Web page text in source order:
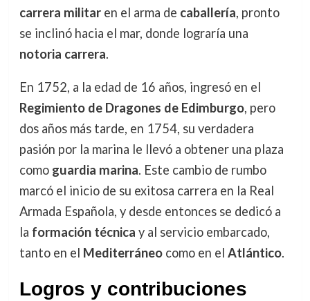
carrera militaren el arma de caballería, pronto
se inclinó hacia el mar, donde lograría una
notoria carrera.
En 1752, a la edad de 16 años, ingresó en el
Regimiento de Dragones de Edimburgo, pero
dos años más tarde, en 1754, su verdadera
pasión por la marina le llevó a obtener una plaza
como guardia marina. Este cambio de rumbo
marcó el inicio de su exitosa carrera en la Real
Armada Española, y desde entonces se dedicó a
la formación técnica y al servicio embarcado,
tanto en el Mediterráneocomo en el Atlántico.
Logros y contribuciones